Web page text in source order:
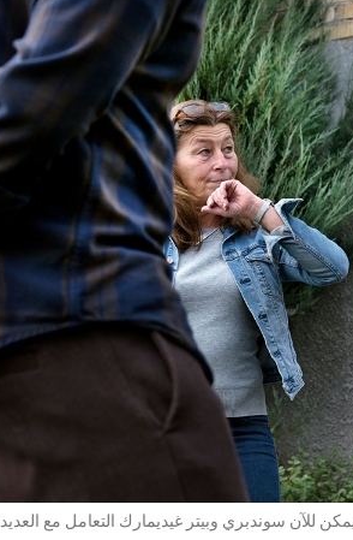
للآن سوندبري وبيتر غيديمارك التعامل مع